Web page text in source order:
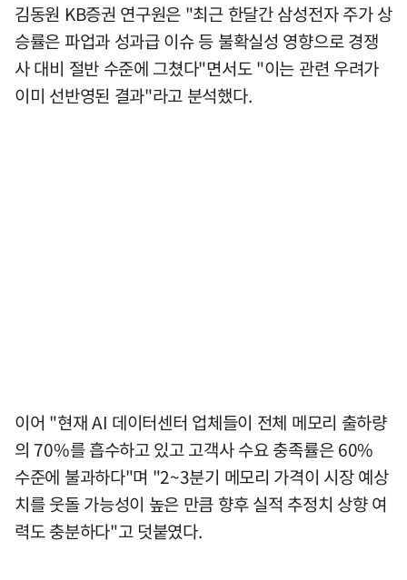
김동원 KB증권 연구원은 "최근 한달간 삼성전자 주가 상
승률은 파업과 성과급 이슈 등 불확실성 영향으로 경쟁
사 대비 절반 수준에 그쳤다"면서도 "이는 관련 우려가
이미 선반영된 결과"라고 분석했다.
이어 "현재 AI 데이터센터 업체들이 전체 메모리 출하량
의 70%를 흡수하고 있고 고객사 수요 충족률은 60%
수준에 불과하다"며 "2~3분기 메모리 가격이 시장 예상
치를 웃돌 가능성이 높은 만큼 향후 실적 추정치 상향 여
력도 충분하다"고 덧붙였다.